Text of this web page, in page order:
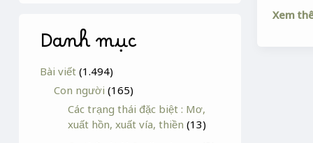
Danh mục
Bài viết (1.494)
Con người (165)
Các trạng thái đặc biệt : Mơ,
xuất hồn, xuất vía, thiền (13)
SẢN
Xem